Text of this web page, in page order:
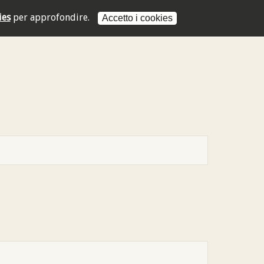
per approfondire. Accetto i cookies